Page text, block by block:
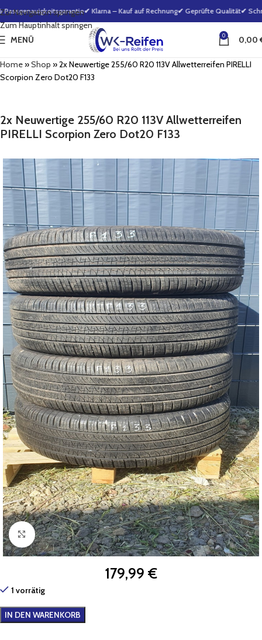
Zur Navigation springen
Zum Hauptinhalt springen
✔ Klarna – Kauf auf Rechnung✔ Geprüfte Qualität✔
MENÜ 0 0,00
Home»Shop »2x Neuwertige 255/60 R20 113V Allwetterreifen PIRELLI
Scorpion Zero Dot20 F133
2x Neuwertige 255/60 R20 113V Allwetterreifen
PIRELLI Scorpion Zero Dot20 F133
Zum Vergrößern klicken
179,99 €
1 vorrätig
IN DEN WARENKORB